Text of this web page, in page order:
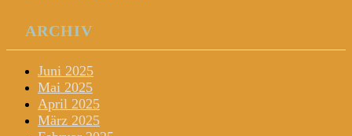
ARCHIV
Juni 2025
Mai 2025
April 2025
März 2025